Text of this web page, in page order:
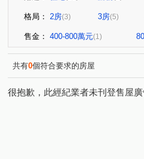
格局： 2房(3) 3房(5)
售金： 400-800萬元(1)
共有0個符合要求的房屋
很抱歉，此經紀業者未刊登售屋廣